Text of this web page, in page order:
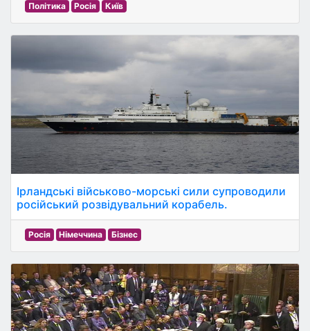
Політика Росія Київ
Ірландські військово-морські сили супроводили
російський розвідувальний корабель.
Росія Німеччина Бізнес